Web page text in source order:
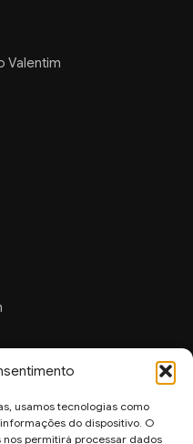
usamos tecnologias como
do dispositivo. O
permitirá processar dados
Valentim